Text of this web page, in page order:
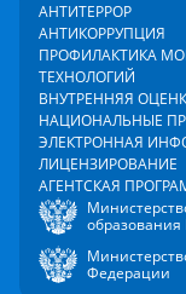
АНТИТЕРРОР
АНТИКОРРУПЦИЯ
ПРОФИЛАКТИКА
ТЕХНОЛОГИЙ
ВНУТРЕННЯЯ
НАЦИОНАЛЬНЫЕ
ЭЛЕКТРОННАЯ
ЛИЦЕНЗИРОВАНИЕ
АГЕНТСКАЯ
Федерации